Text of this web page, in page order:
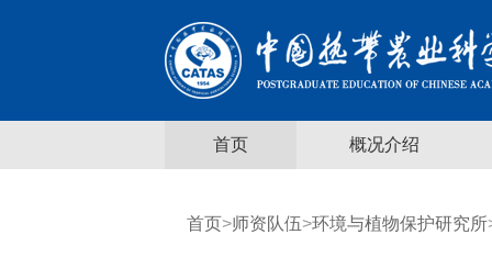
首页 概况介绍
首页>师资队伍>环境与植物保护研究所